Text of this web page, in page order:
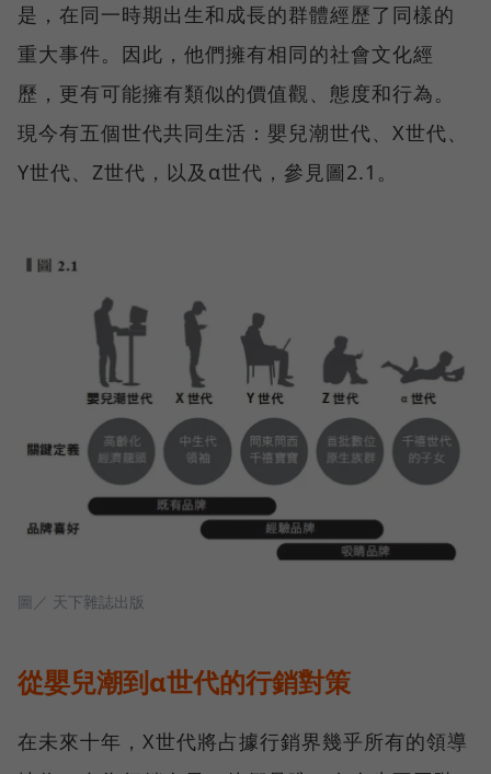
是，在同一時期出生和成長的群體經歷了同樣的
重大事件。因此，他們擁有相同的社會文化經
歷，更有可能擁有類似的價值觀、態度和行為。
現今有五個世代共同生活：嬰兒潮世代、X世代、
Y世代、Z世代，以及α世代，參見圖2.1。
圖／ 天下雜誌出版
從嬰兒潮到α世代的行銷對策
在未來十年，X世代將占據行銷界幾乎所有的領導